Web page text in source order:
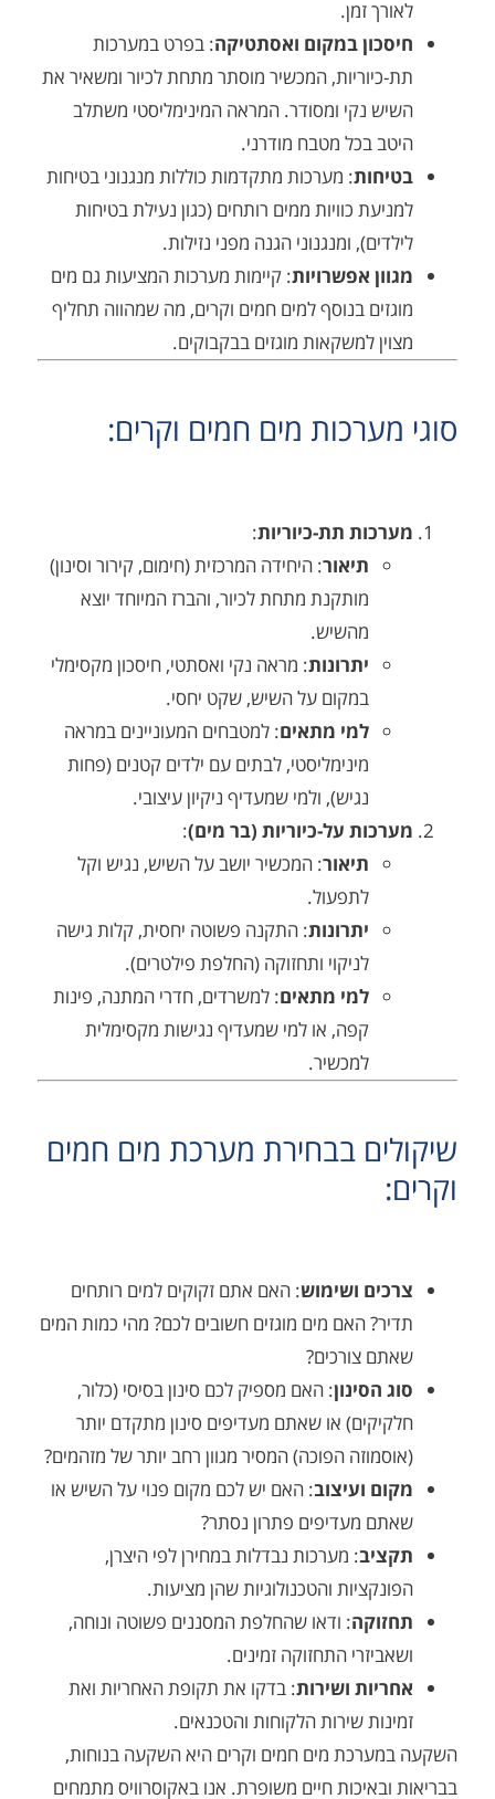
במקום ואסתטיקה: בפרט במערכות
המכשיר מוסתר מתחת לכיור ומשאיר את
נקי ומסודר. המראה המינימליסטי משתלב
בכל מטבח מודרני.
: מערכות מתקדמות כוללות מנגנוני בטיחות
כוויות ממים רותחים (כגון נעילת בטיחות
ומנגנוני הגנה מפני נזילות.
אפשרויות: קיימות מערכות המציעות גם מים
בנוסף למים חמים וקרים, מה שמהווה תחליף
למשקאות מוגזים בבקבוקים.
מים חמים וקרים:
תת-כיוריות:
: היחידה המרכזית (חימום, קירור וסינון)
מותקנת מתחת לכיור, והברז המיוחד יוצא
: מראה נקי ואסתטי, חיסכון מקסימלי
במקום על השיש, שקט יחסי.
למי מתאים: למטבחים המעוניינים במראה
מינימליסטי, לבתים עם ילדים קטנים (פחות
נגיש), ולמי שמעדיף ניקיון עיצובי.
על-כיוריות (בר מים):
: המכשיר יושב על השיש, נגיש וקל
: התקנה פשוטה יחסית, קלות גישה
לניקוי ותחזוקה (החלפת פילטרים).
למי מתאים: למשרדים, חדרי המתנה, פינות
קפה, או למי שמעדיף נגישות מקסימלית
בבחירת מערכת מים חמים
ושימוש: האם אתם זקוקים למים רותחים
האם מים מוגזים חשובים לכם? מהי כמות המים
צורכים?
: האם מספיק לכם סינון בסיסי (כלור,
או שאתם מעדיפים סינון מתקדם יותר
הפוכה) המסיר מגוון רחב יותר של מזהמים?
ועיצוב
: האם יש לכם מקום פנוי על השיש או
מעדיפים פתרון נסתר?
: מערכות נבדלות במחירן לפי היצרן,
והטכנולוגיות שהן מציעות.
: ודאו שהחלפת המסננים פשוטה ונוחה,
התחזוקה זמינים.
ושירות: בדקו את תקופת האחריות ואת
שירות הלקוחות והטכנאים.
מים חמים וקרים היא השקעה בנוחות,
חיים משופרת. אנו באקוסרוויס מתמחים